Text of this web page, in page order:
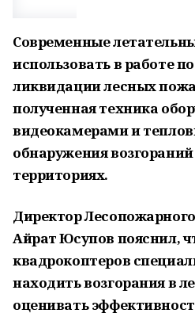
Современные
использовать в работе
ликвидации лесных
полученная техника
видеокамерами и
обнаружения
территориях.
Директор
Айрат Юсупов пояснил,
квадрокоптеров
находить возгорания в
оценивать